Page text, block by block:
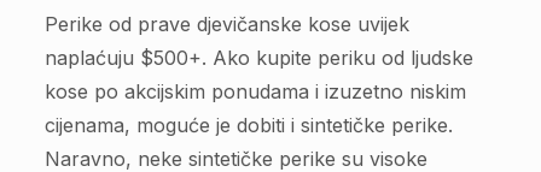
Perike od prave djevičanske kose uvijek
naplaćuju $500+. Ako kupite periku od ljudske
kose po akcijskim ponudama i izuzetno niskim
cijenama, moguće je dobiti i sintetičke perike.
Naravno, neke sintetičke perike su visoke